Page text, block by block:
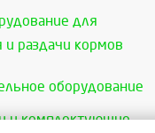
для
и раздачи кормов
оборудование
и комплектующие